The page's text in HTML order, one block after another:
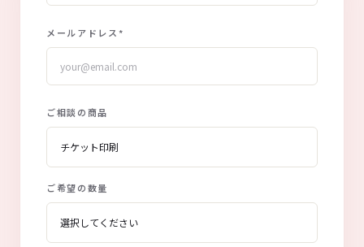
メールアドレス*
ご相談の商品
ご希望の数量